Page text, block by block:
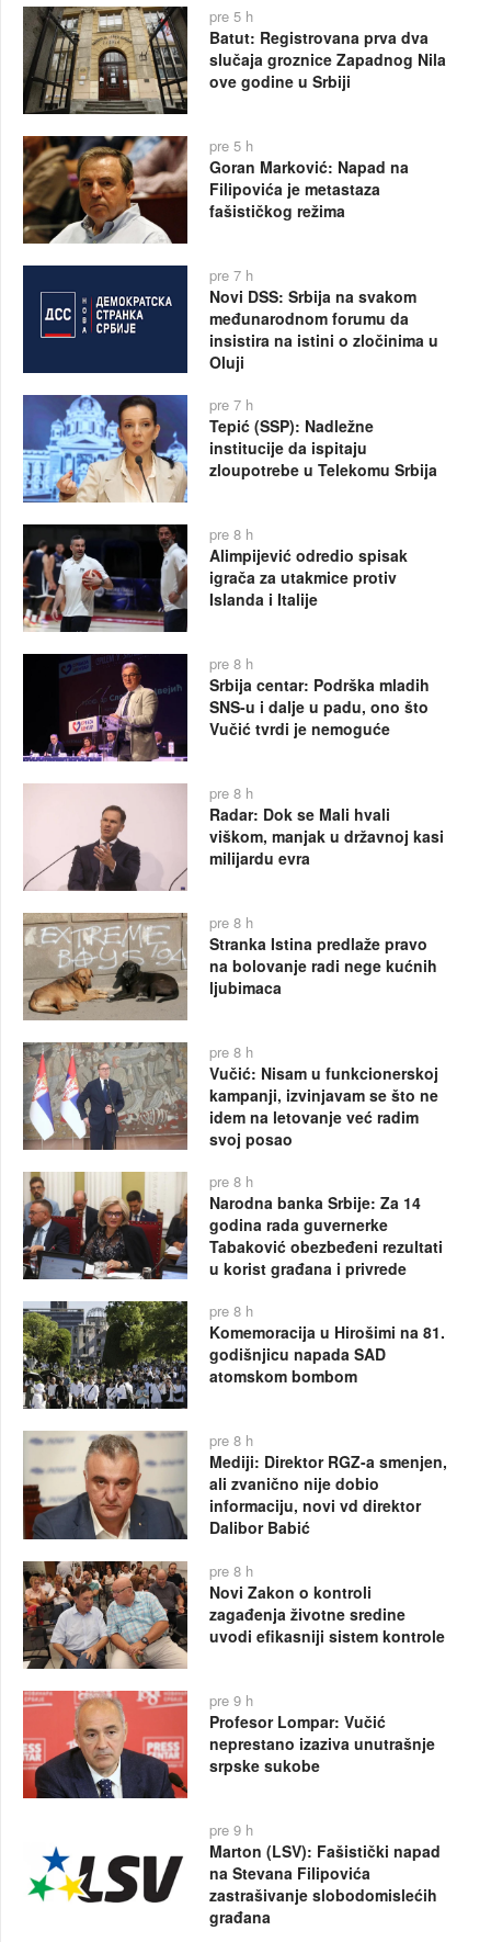
pre 5 h
Batut: Registrovana prva dva
slučaja groznice Zapadnog Nila
ove godine u Srbiji
pre 5 h
Goran Marković: Napad na
Filipovića je metastaza
fašističkog režima
pre 7 h
Novi DSS: Srbija na svakom
međunarodnom forumu da
insistira na istini o zločinima u
Oluji
pre 7 h
Tepić (SSP): Nadležne
institucije da ispitaju
zloupotrebe u Telekomu Srbija
pre 8 h
Alimpijević odredio spisak
igrača za utakmice protiv
Islanda i Italije
pre 8 h
Srbija centar: Podrška mladih
SNS-u i dalje u padu, ono što
Vučić tvrdi je nemoguće
pre 8 h
Radar: Dok se Mali hvali
viškom, manjak u državnoj kasi
milijardu evra
pre 8 h
Stranka Istina predlaže pravo
na bolovanje radi nege kućnih
ljubimaca
pre 8 h
Vučić: Nisam u funkcionerskoj
kampanji, izvinjavam se što ne
idem na letovanje već radim
svoj posao
pre 8 h
Narodna banka Srbije: Za 14
godina rada guvernerke
Tabaković obezbeđeni rezultati
u korist građana i privrede
pre 8 h
Komemoracija u Hirošimi na 81.
godišnjicu napada SAD
atomskom bombom
pre 8 h
Mediji: Direktor RGZ-a smenjen,
ali zvanično nije dobio
informaciju, novi vd direktor
Dalibor Babić
pre 8 h
Novi Zakon o kontroli
zagađenja životne sredine
uvodi efikasniji sistem kontrole
pre 9 h
Profesor Lompar: Vučić
neprestano izaziva unutrašnje
srpske sukobe
pre 9 h
Marton (LSV): Fašistički napad
na Stevana Filipovića
zastrašivanje slobodomislećih
građana